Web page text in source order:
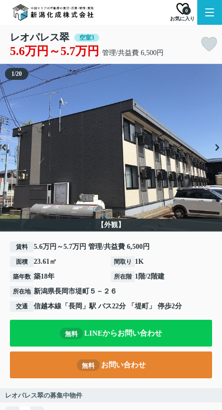
お気に入り
0
レオパレス翠 空室3
5.6万円～5.7万円 管理/共益費 6,500円
【外観】
1/20
賃料 5.6万円～5.7万円 管理/共益費 6,500円
面積 23.61㎡ 間取り 1K
築年数 築18年 所在階 1階/2階建
所在地 新潟県長岡市堤町 ５－２６
交通 信越本線 「 長岡 」駅 バス22分 「堤町」 停歩2分
無料 LINEからお問い合わせ
無料 お問い合わせ
レオパレス翠の募集中物件